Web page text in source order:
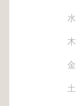
水
木
金
土